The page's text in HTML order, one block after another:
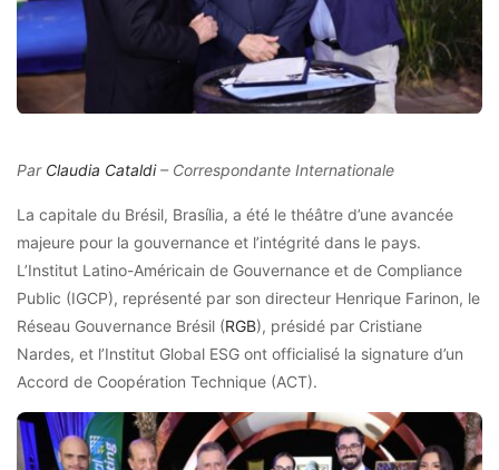
Par Claudia Cataldi– Correspondante Internationale
La capitale du Brésil, Brasília, a été le théâtre d’une avancée
majeure pour la gouvernance et l’intégrité dans le pays.
L’Institut Latino-Américain de Gouvernance et de Compliance
Public (IGCP), représenté par son directeur Henrique Farinon, le
Réseau Gouvernance Brésil (RGB), présidé par Cristiane
Nardes, et l’Institut Global ESG ont officialisé la signature d’un
Accord de Coopération Technique (ACT).